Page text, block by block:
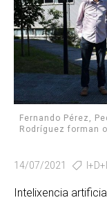
Fernando Pérez,
Rodríguez forman
14/07/2021 I+D+I
Intelixencia